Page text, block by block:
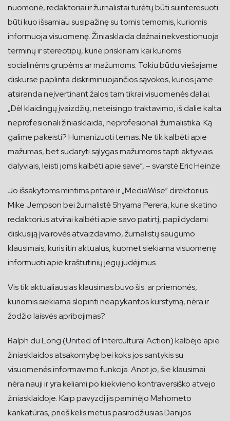
nuomonė, redaktoriai ir žurnalistai turėtų būti suinteresuoti
būti kuo išsamiau susipažinę su tomis temomis, kuriomis
informuoja visuomenę. Žiniasklaida dažnai nekvestionuoja
terminų ir stereotipų, kurie priskiriami kai kurioms
socialinėms grupėms ar mažumoms. Tokiu būdu viešajame
diskurse paplinta diskriminuojančios sąvokos, kurios jame
atsiranda neįvertinant žalos tam tikrai visuomenės daliai.
„Dėl klaidingų įvaizdžių, neteisingo traktavimo, iš dalie kalta
neprofesionali žiniasklaida, neprofesionali žurnalistika. Ką
galime pakeisti? Humanizuoti temas. Ne tik kalbėti apie
mažumas, bet sudaryti sąlygas mažumoms tapti aktyviais
dalyviais, leisti joms kalbėti apie save“, – svarstė Eric Heinze.
Jo išsakytoms mintims pritarė ir „MediaWise“ direktorius
Mike Jempson bei žurnalistė Shyama Perera, kurie skatino
redaktorius atvirai kalbėti apie savo patirtį, papildydami
diskusiją įvairovės atvaizdavimo, žurnalistų saugumo
klausimais, kuris itin aktualus, kuomet siekiama visuomenę
informuoti apie kraštutinių jėgų judėjimus.
Vis tik aktualiausias klausimas buvo šis: ar priemonės,
kuriomis siekiama slopinti neapykantos kurstymą, nėra ir
žodžio laisvės apribojimas?
Ralph du Long (United of Intercultural Action) kalbėjo apie
žiniasklaidos atsakomybę bei koks jos santykis su
visuomenės informavimo funkcija. Anot jo, šie klausimai
nėra nauji ir yra keliami po kiekvieno kontraversiško atvejo
žiniasklaidoje. Kaip pavyzdį jis paminėjo Mahometo
karikatūras, prieš kelis metus pasirodžiusias Danijos